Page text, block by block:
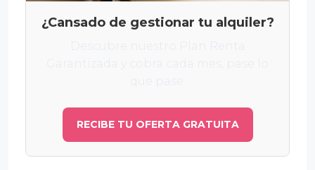
¿Cansado de gestionar tu alquiler?
RECIBE TU OFERTA GRATUITA